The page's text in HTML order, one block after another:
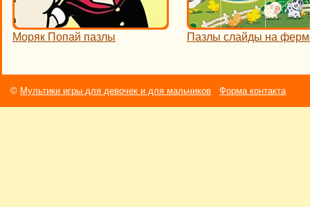
Моряк Попай пазлы Пазлы слайды на
© Мультики игры для девочек и для мальчиков Форма контакта